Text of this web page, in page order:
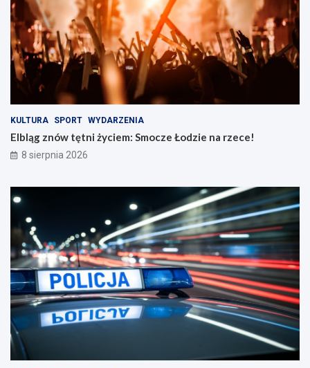
r
o
ż
n
o
i
n
d
r
a
c
e
n
a
r
z
e
e
!
KULTURA SPORT WYDARZENIA
Elbląg znów tętni życiem: Smocze Łodzie na rzece!
8 sierpnia 2026